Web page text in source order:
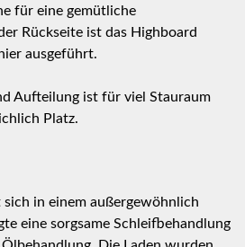
für eine gemütliche
Rückseite ist das Highboard
ausgeführt.
Aufteilung ist für viel Stauraum
Platz.
in einem außergewöhnlich
eine sorgsame Schleifbehandlung